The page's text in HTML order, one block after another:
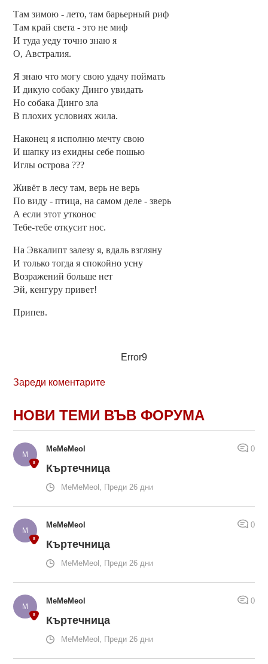
Там зимою - лето, там барьерный риф
Там край света - это не миф
И туда уеду точно знаю я
О, Австралия.
Я знаю что могу свою удачу поймать
И дикую собаку Динго увидать
Но собака Динго зла
В плохих условиях жила.
Наконец я исполню мечту свою
И шапку из ехидны себе пошью
Иглы острова ???
Живёт в лесу там, верь не верь
По виду - птица, на самом деле - зверь
А если этот утконос
Тебе-тебе откусит нос.
На Эвкалипт залезу я, вдаль взгляну
И только тогда я спокойно усну
Возражений больше нет
Эй, кенгуру привет!
Припев.
Error9
Зареди коментарите
НОВИ ТЕМИ ВЪВ ФОРУМА
MeMeMeol 0
Къртечница
MeMeMeol, Преди 26 дни
MeMeMeol 0
Къртечница
MeMeMeol, Преди 26 дни
MeMeMeol 0
Къртечница
MeMeMeol, Преди 26 дни